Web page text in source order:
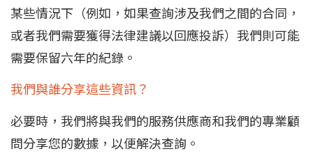
某些情況下（例如，如果查詢涉及我們之間的合同，
或者我們需要獲得法律建議以回應投訴）我們則可能
需要保留六年的紀錄。
我們與誰分享這些資訊？
必要時，我們將與我們的服務供應商和我們的專業顧
問分享您的數據，以便解決查詢。